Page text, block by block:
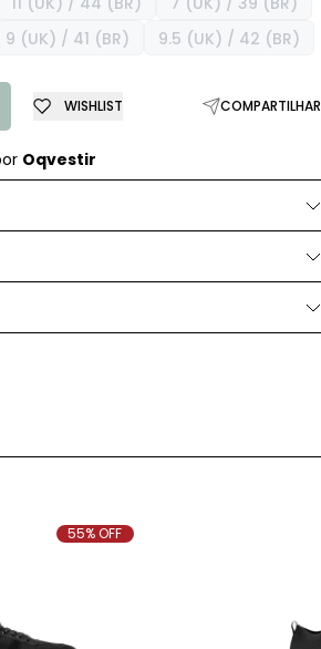
9 (UK) / 41 (BR) 9.5 (UK) / 42 (BR)
WISHLIST COMPARTILHAR
Oqvestir
55% OFF